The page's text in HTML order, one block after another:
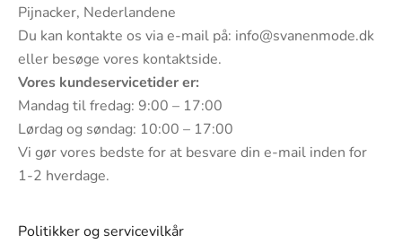
Pijnacker, Nederlandene
Du kan kontakte os via e-mail på: info@svanenmode.dk
eller besøge vores kontaktside.
Vores kundeservicetider er:
Mandag til fredag: 9:00 – 17:00
Lørdag og søndag: 10:00 – 17:00
Vi gør vores bedste for at besvare din e-mail inden for
1-2 hverdage.
Politikker og servicevilkår